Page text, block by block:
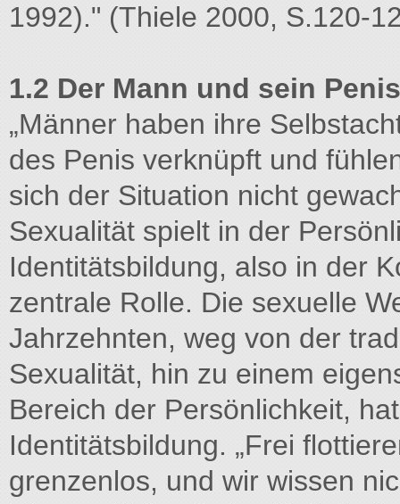
1992)." (Thiele 2000, S.120-
1.2 Der Mann und sein Penis
„Männer haben ihre
des Penis verknüpft und
sich der Situation nicht
Sexualität spielt in der
Identitätsbildung, also in der
zentrale Rolle. Die sexuelle
Jahrzehnten, weg von der
Sexualität, hin zu einem
Bereich der Persönlichkeit,
Identitätsbildung. „Frei
grenzenlos, und wir wissen